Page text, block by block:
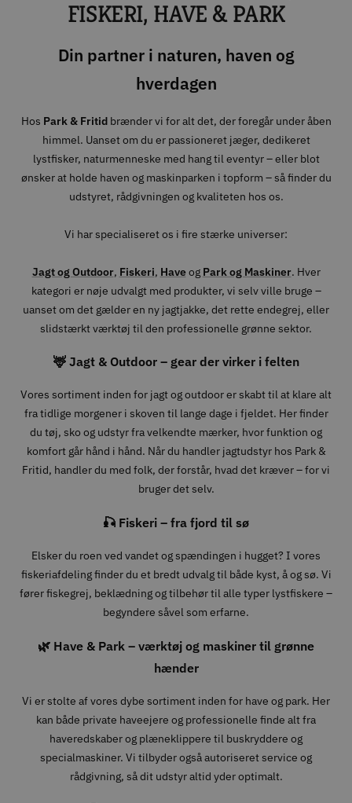
FISKERI, HAVE & PARK
Din partner i naturen, haven og
hverdagen
Hos Park & Fritidbrænder vi for alt det, der foregår under åben
himmel. Uanset om du er passioneret jæger, dedikeret
lystfisker, naturmenneske med hang til eventyr – eller blot
ønsker at holde haven og maskinparken i topform – så finder du
udstyret, rådgivningen og kvaliteten hos os.
Vi har specialiseret os i fire stærke universer:
Jagt og Outdoor, Fiskeri, Haveog Park og Maskiner. Hver
kategori er nøje udvalgt med produkter, vi selv ville bruge –
uanset om det gælder en ny jagtjakke, det rette endegrej, eller
slidstærkt værktøj til den professionelle grønne sektor.
🦌 Jagt & Outdoor – gear der virker i felten
Vores sortiment inden for jagt og outdoor er skabt til at klare alt
fra tidlige morgener i skoven til lange dage i fjeldet. Her finder
du tøj, sko og udstyr fra velkendte mærker, hvor funktion og
komfort går hånd i hånd. Når du handler jagtudstyr hos Park &
Fritid, handler du med folk, der forstår, hvad det kræver – for vi
bruger det selv.
🎣 Fiskeri – fra fjord til sø
Elsker du roen ved vandet og spændingen i hugget? I vores
fiskeriafdeling finder du et bredt udvalg til både kyst, å og sø. Vi
fører fiskegrej, beklædning og tilbehør til alle typer lystfiskere –
begyndere såvel som erfarne.
🌿 Have & Park – værktøj og maskiner til grønne
hænder
Vi er stolte af vores dybe sortiment inden for have og park. Her
kan både private haveejere og professionelle finde alt fra
haveredskaber og plæneklippere til buskryddere og
specialmaskiner. Vi tilbyder også autoriseret service og
rådgivning, så dit udstyr altid yder optimalt.